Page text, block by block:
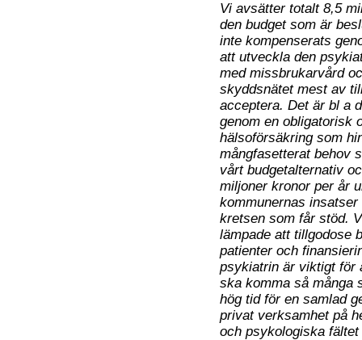
Vi avsätter totalt 8,5
den budget som är
inte kompenserats
att utveckla den
med missbrukarvård
skyddsnätet mest av
acceptera. Det är bl a
genom en obligatorisk
hälsoförsäkring som
mångfasetterat behov
vårt budgetalternativ
miljoner kronor per år
kommunernas
kretsen som får stöd.
lämpade att tillgodose
patienter och
psykiatrin är viktigt för
ska komma så många
hög tid för en samlad
privat verksamhet på
och psykologiska